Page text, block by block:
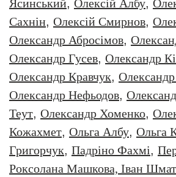
Ясинський, Олексiй Албу,
Сахнін, Олексій Смирнов,
Олександр Абросімов,
Олександр Гусев, Олександр
Олександр Кравчук,
Олександр Нефьодов,
Теут, Олександр Хоменко,
Кожахмет, Ольга Албу, Ольга
Григорчук, Падріно Фахмі,
Роксолана Машкова, Іван